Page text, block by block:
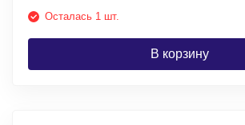
Осталась 1 шт.
В корзину